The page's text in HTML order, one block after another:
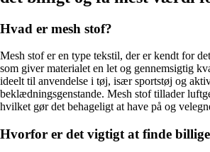
Hvad er mesh stof?
Mesh stof er en type tekstil, der er kendt for
som giver materialet en let og gennemsigtig
ideelt til anvendelse i tøj, især sportstøj og
beklædningsgenstande. Mesh stof tillader
hvilket gør det behageligt at have på og
Hvorfor er det vigtigt at finde